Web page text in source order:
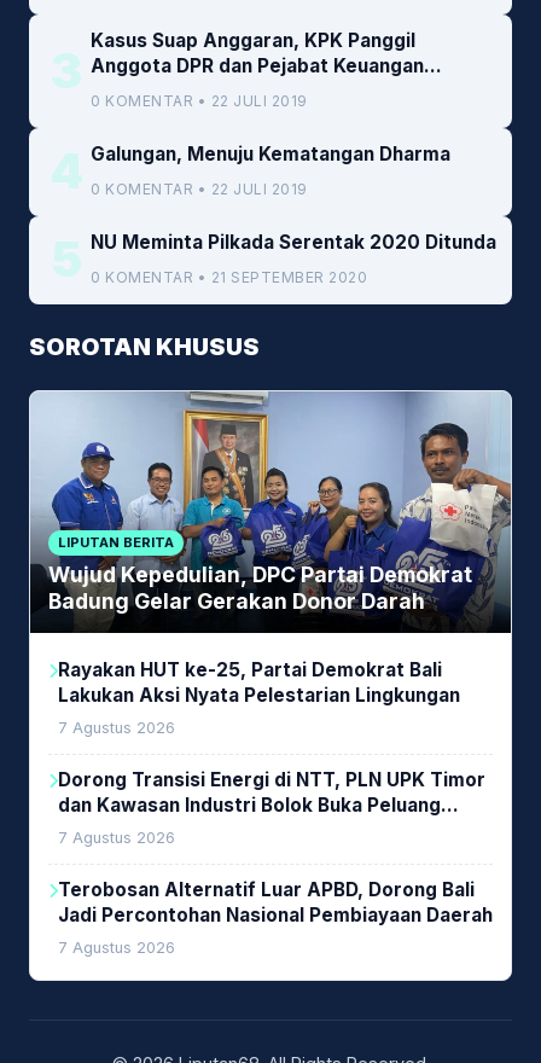
3
Kasus Suap Anggaran, KPK Panggil
Anggota DPR dan Pejabat Keuangan
Kemenkeu
0 KOMENTAR • 22 JULI 2019
4 Galungan, Menuju Kematangan Dharma
0 KOMENTAR • 22 JULI 2019
5 NU Meminta Pilkada Serentak 2020 Ditunda
0 KOMENTAR • 21 SEPTEMBER 2020
SOROTAN KHUSUS
LIPUTAN BERITA
Wujud Kepedulian, DPC Partai Demokrat
Badung Gelar Gerakan Donor Darah
Rayakan HUT ke-25, Partai Demokrat Bali
Lakukan Aksi Nyata Pelestarian Lingkungan
7 Agustus 2026
Dorong Transisi Energi di NTT, PLN UPK Timor
dan Kawasan Industri Bolok Buka Peluang
Investasi Woodchip untuk Cofiring PLTU Bolok
7 Agustus 2026
Terobosan Alternatif Luar APBD, Dorong Bali
Jadi Percontohan Nasional Pembiayaan Daerah
7 Agustus 2026